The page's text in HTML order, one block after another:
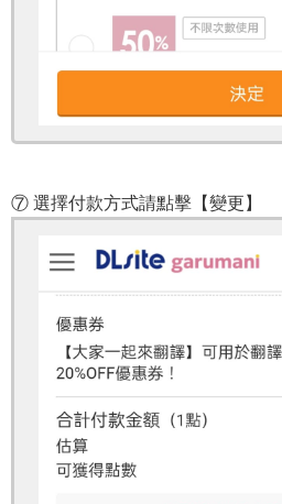
⑦ 選擇付款方式請點擊【變更】